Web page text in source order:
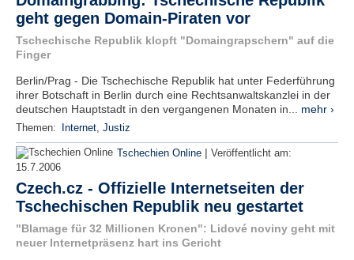
geht gegen Domain-Piraten vor
Tschechische Republik klopft "Domaingrapschern" auf die
Finger
Berlin/Prag - Die Tschechische Republik hat unter Federführung
ihrer Botschaft in Berlin durch eine Rechtsanwaltskanzlei in der
deutschen Hauptstadt in den vergangenen Monaten in... mehr ›
Themen: Internet, Justiz
Tschechien Online | Veröffentlicht am:
15.7.2006
Czech.cz - Offizielle Internetseiten der
Tschechischen Republik neu gestartet
"Blamage für 32 Millionen Kronen": Lidové noviny geht mit
neuer Internetpräsenz hart ins Gericht